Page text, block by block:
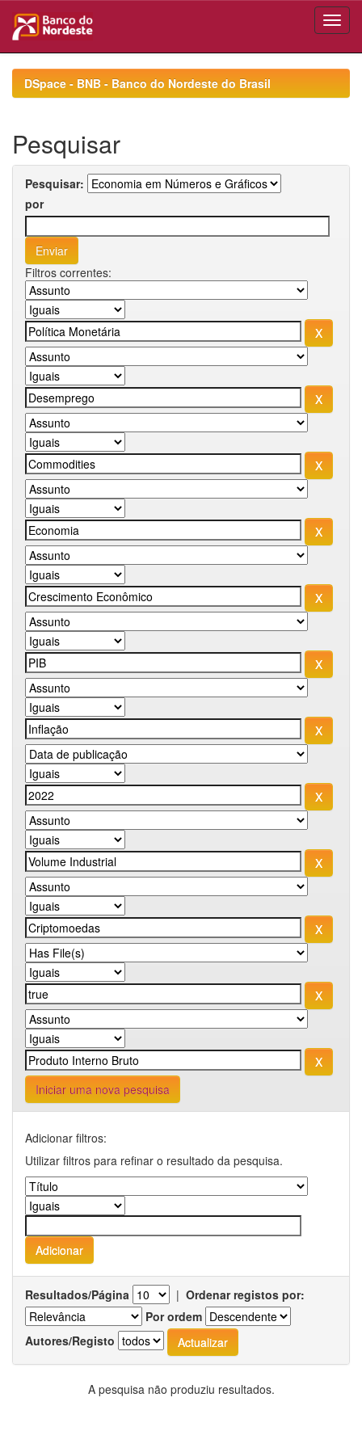
navigationDSpace - BNB - Banco do Nordeste do Brasil
Pesquisar
Pesquisar:
por
Filtros correntes:
Iniciar uma nova pesquisa
Adicionar filtros:
Utilizar filtros para refinar o resultado da pesquisa.
Resultados/Página | Ordenar registos por:
Por ordem
Autores/Registo
A pesquisa não produziu resultados.